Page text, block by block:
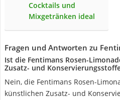
Cocktails und
Mixgetränken ideal
Fragen und Antworten zu
Ist die Fentimans Rosen-
Zusatz- und
Nein, die Fentimans Rosen-
künstlichen Zusatz- und